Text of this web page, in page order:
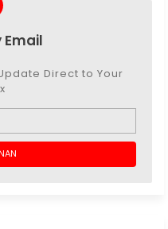
Email
Direct to Your